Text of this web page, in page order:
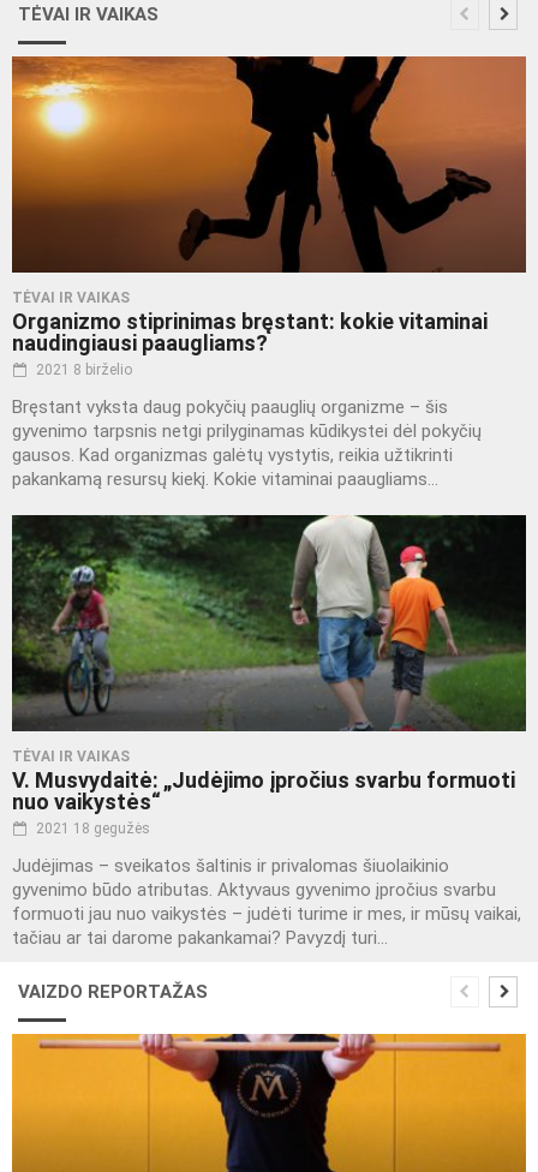
TĖVAI IR VAIKAS
TĖVAI IR VAIKAS
Organizmo stiprinimas bręstant: kokie vitaminai
naudingiausi paaugliams?
2021 8 birželio
Bręstant vyksta daug pokyčių paauglių organizme – šis
gyvenimo tarpsnis netgi prilyginamas kūdikystei dėl pokyčių
gausos. Kad organizmas galėtų vystytis, reikia užtikrinti
pakankamą resursų kiekį. Kokie vitaminai paaugliams...
TĖVAI IR VAIKAS
V. Musvydaitė: „Judėjimo įpročius svarbu formuoti
nuo vaikystės“
2021 18 gegužės
Judėjimas – sveikatos šaltinis ir privalomas šiuolaikinio
gyvenimo būdo atributas. Aktyvaus gyvenimo įpročius svarbu
formuoti jau nuo vaikystės – judėti turime ir mes, ir mūsų vaikai,
tačiau ar tai darome pakankamai? Pavyzdį turi...
VAIZDO REPORTAŽAS